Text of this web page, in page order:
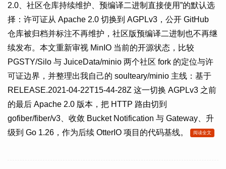
2.0、社区仓库持续维护、预编译二进制直接使用”的默认选
择：许可证从 Apache 2.0 切换到 AGPLv3，公开 GitHub
仓库被归档并标注不再维护，社区版预编译二进制也不再继
续发布。本文重新审视 MinIO 当前的开源状态，比较
PGSTY/Silo 与 JuiceData/minio 两个社区 fork 的定位与许
可证边界，并整理出我自己的 soulteary/minio 主线：基于
RELEASE.2021-04-22T15-44-28Z 这一切换 AGPLv3 之前
的最后 Apache 2.0 版本，把 HTTP 路由切到
gofiber/fiber/v3、收敛 Bucket Notification 与 Gateway、升
级到 Go 1.26，作为后续 OtterIO 项目的代码基线。
阅读全文